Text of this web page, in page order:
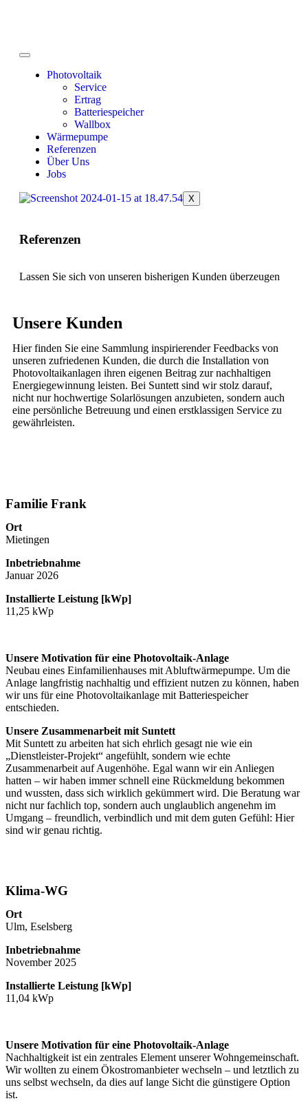
Photovoltaik
Service
Ertrag
Batteriespeicher
Wallbox
Wärmepumpe
Referenzen
Über Uns
Jobs
X
Referenzen
Lassen Sie sich von unseren bisherigen Kunden überzeugen
Unsere Kunden
Hier finden Sie eine Sammlung inspirierender Feedbacks von
unseren zufriedenen Kunden, die durch die Installation von
Photovoltaikanlagen ihren eigenen Beitrag zur nachhaltigen
Energiegewinnung leisten. Bei Suntett sind wir stolz darauf,
nicht nur hochwertige Solarlösungen anzubieten, sondern auch
eine persönliche Betreuung und einen erstklassigen Service zu
gewährleisten.
Familie Frank
Ort
Mietingen
Inbetriebnahme
Januar 2026
Installierte Leistung [kWp]
11,25 kWp
Unsere Motivation für eine Photovoltaik-Anlage
Neubau eines Einfamilienhauses mit Abluftwärmepumpe. Um die
Anlage langfristig nachhaltig und effizient nutzen zu können, haben
wir uns für eine Photovoltaikanlage mit Batteriespeicher
entschieden.
Unsere Zusammenarbeit mit Suntett
Mit Suntett zu arbeiten hat sich ehrlich gesagt nie wie ein
„Dienstleister-Projekt“ angefühlt, sondern wie echte
Zusammenarbeit auf Augenhöhe. Egal wann wir ein Anliegen
hatten – wir haben immer schnell eine Rückmeldung bekommen
und wussten, dass sich wirklich gekümmert wird. Die Beratung war
nicht nur fachlich top, sondern auch unglaublich angenehm im
Umgang – freundlich, verbindlich und mit dem guten Gefühl: Hier
sind wir genau richtig.
Klima-WG
Ort
Ulm, Eselsberg
Inbetriebnahme
November 2025
Installierte Leistung [kWp]
11,04 kWp
Unsere Motivation für eine Photovoltaik-Anlage
Nachhaltigkeit ist ein zentrales Element unserer Wohngemeinschaft.
Wir wollten zu einem Ökostromanbieter wechseln – und letztlich zu
uns selbst wechseln, da dies auf lange Sicht die günstigere Option
ist.